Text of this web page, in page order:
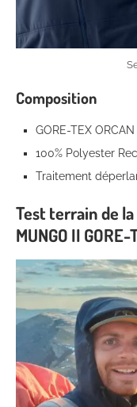
Composition
GORE-TEX ORCAN
100% Polyester
Traitement
Test terrain de
MUNGO II